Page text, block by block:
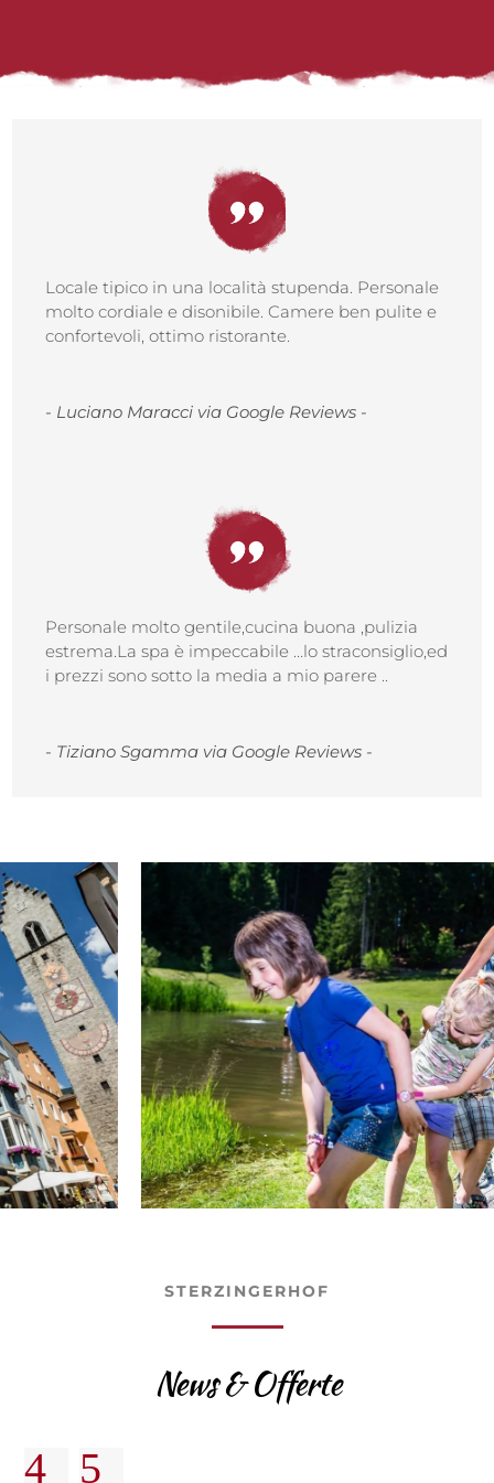
Locale tipico in una località stupenda. Personale
molto cordiale e disonibile. Camere ben pulite e
confortevoli, ottimo ristorante.
- Luciano Maracci via Google Reviews -
Personale molto gentile,cucina buona ,pulizia
estrema.La spa è impeccabile …lo straconsiglio,ed
i prezzi sono sotto la media a mio parere ..
- Tiziano Sgamma via Google Reviews -
STERZINGERHOF
News & Offerte